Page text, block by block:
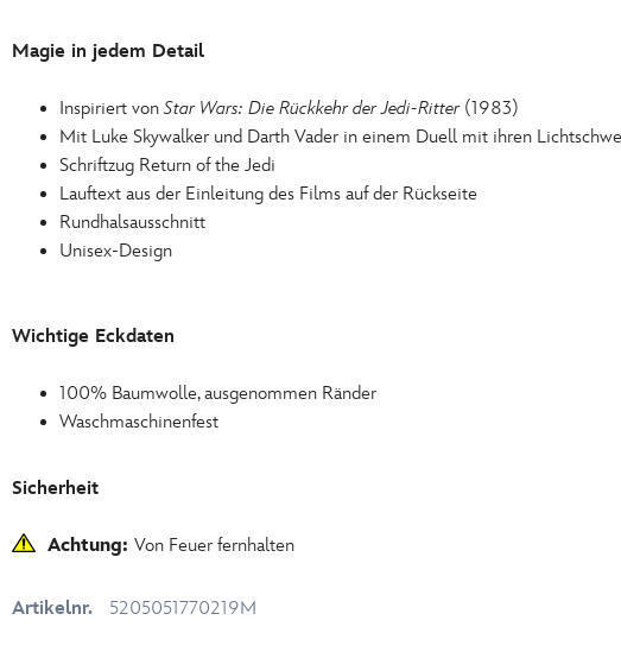
Magie in jedem Detail
Inspiriert vonStar Wars: Die Rückkehr der Jedi-Ritter(1983)
Mit Luke Skywalker und Darth Vader in einem Duell mit ihren
Schriftzug Return of the Jedi
Lauftext aus der Einleitung des Films auf der Rückseite
Rundhalsausschnitt
Unisex-Design
Wichtige Eckdaten
100% Baumwolle, ausgenommen Ränder
Waschmaschinenfest
Sicherheit
Achtung: Von Feuer fernhalten
Artikelnr. 5205051770219M